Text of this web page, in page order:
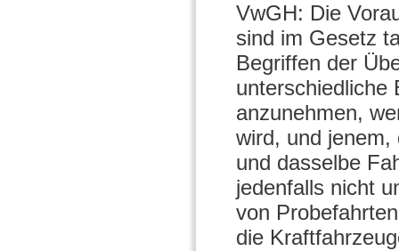
VwGH: Die
sind im Gesetz
Begriffen der
unterschiedliche
anzunehmen,
wird, und
und dasselbe
jedenfalls nicht
von
die